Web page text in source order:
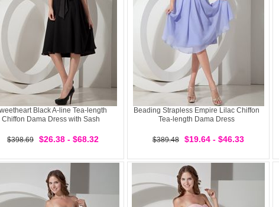
Black A-line Tea-length
Chiffon Dama Dress with Sash
$398.69 $26.38 - $68.32
Beading Strapless Empire Lilac Chiffon
Tea-length Dama Dress
$389.48 $19.64 - $46.33